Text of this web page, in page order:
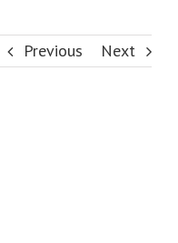
Previous Next